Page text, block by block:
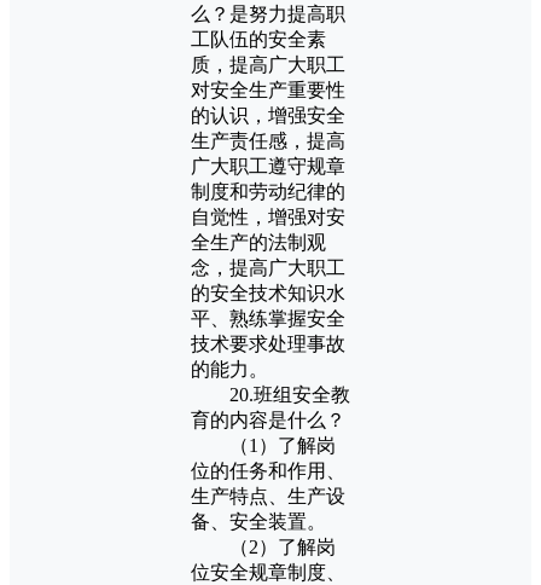
么？是努力提高职
工队伍的安全素
质，提高广大职工
对安全生产重要性
的认识，增强安全
生产责任感，提高
广大职工遵守规章
制度和劳动纪律的
自觉性，增强对安
全生产的法制观
念，提高广大职工
的安全技术知识水
平、熟练掌握安全
技术要求处理事故
的能力。
20.班组安全教
育的内容是什么？
（1）了解岗
位的任务和作用、
生产特点、生产设
备、安全装置。
（2）了解岗
位安全规章制度、